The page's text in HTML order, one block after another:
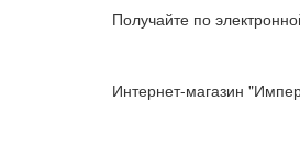
Получайте по
Интернет-магазин